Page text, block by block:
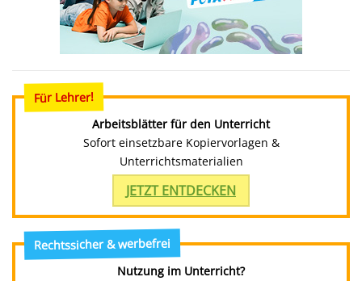
Für Lehrer!
Arbeitsblätter für den Unterricht
Sofort einsetzbare Kopiervorlagen &
Unterrichtsmaterialien
JETZT ENTDECKEN
Rechtssicher & werbefrei
Nutzung im Unterricht?